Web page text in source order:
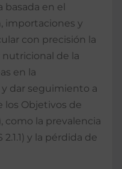
basada en el
importaciones y
con precisión la
de la
en la
dar seguimiento a
los Objetivos de
como la prevalencia
y la pérdida de